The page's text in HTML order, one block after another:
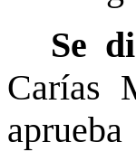
Se
Carías